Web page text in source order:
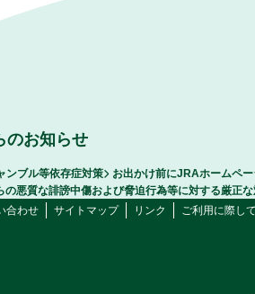
のお知らせ
ンブル等依存症対策
お出かけ前にJRAホームペ
の悪質な誹謗中傷および脅迫行為等に対する厳正
合わせ
サイトマップ リンク ご利用に際し